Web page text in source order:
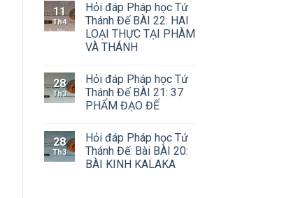
11
Th4
Hỏi đáp Pháp học Tứ
Thánh Đế BÀI 22: HAI
LOẠI THỰC TẠI PHÀM
VÀ THÁNH
28
Th3
Hỏi đáp Pháp học Tứ
Thánh Đế BÀI 21: 37
PHẨM ĐẠO ĐẾ
28
Th3
Hỏi đáp Pháp học Tứ
Thánh Đế: Bài BÀI 20:
BÀI KINH KALAKA